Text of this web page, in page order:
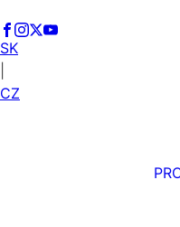
SK
CZ